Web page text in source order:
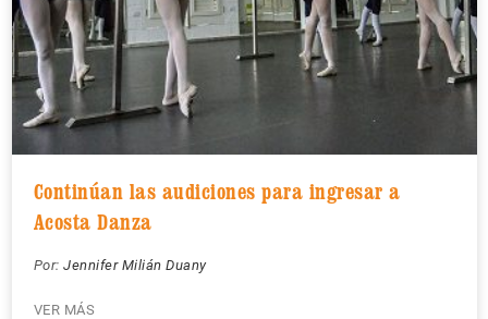
Continúan las audiciones para ingresar a
Acosta Danza
Por: Jennifer Milián Duany
VER MÁS